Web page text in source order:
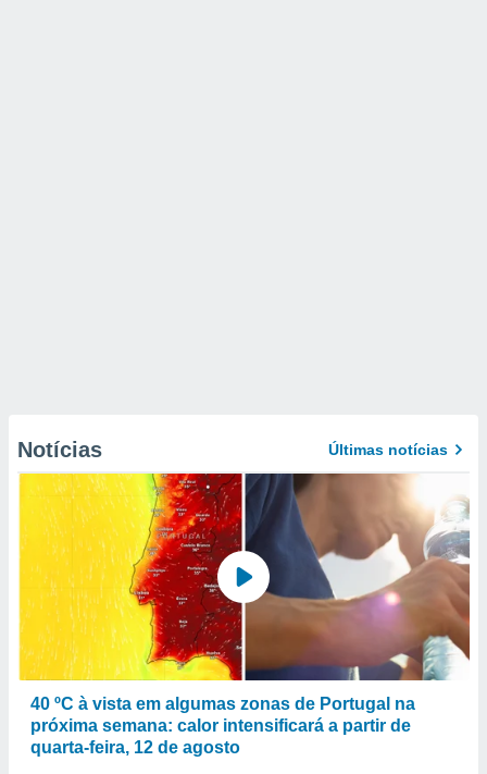
Notícias Últimas notícias
40 ºC à vista em algumas zonas de Portugal na
próxima semana: calor intensificará a partir de
quarta-feira, 12 de agosto